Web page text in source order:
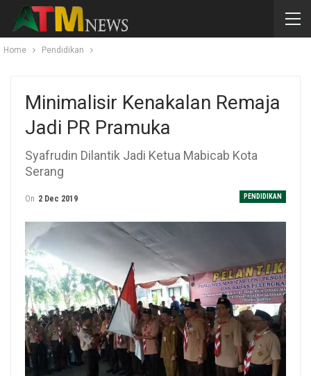
Home Pendidikan
Minimalisir Kenakalan Remaja
Jadi PR Pramuka
Syafrudin Dilantik Jadi Ketua Mabicab Kota
Serang
PENDIDIKAN
On 2 Dec 2019